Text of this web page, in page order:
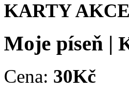
KARTY
Moje píseň |
Cena: 30Kč